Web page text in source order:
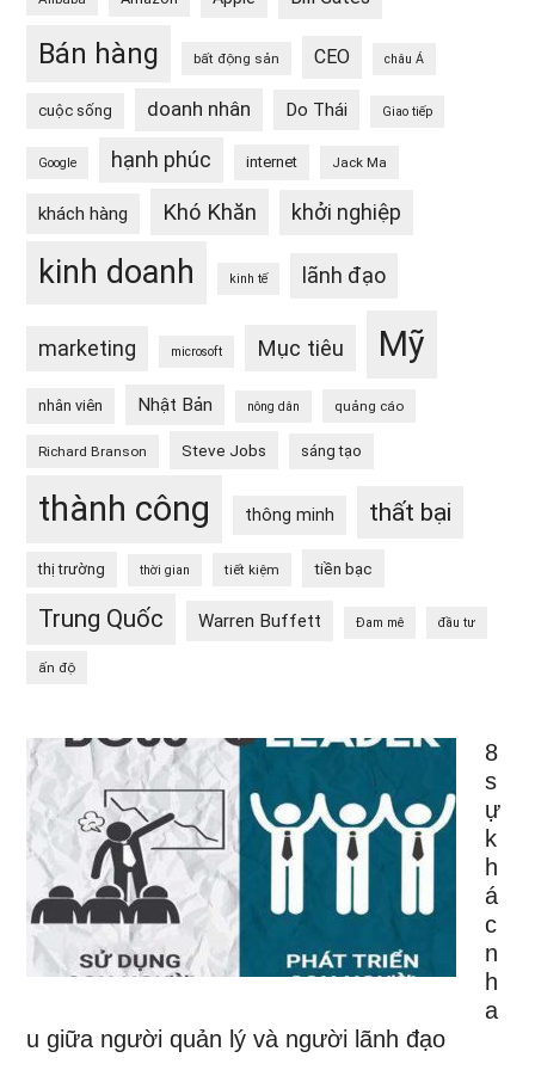
Bán hàng bất động sản CEO châu Á
cuộc sống doanh nhân Do Thái Giao tiếp
Google hạnh phúc internet Jack Ma
khách hàng Khó Khăn khởi nghiệp
kinh doanh kinh tế lãnh đạo
marketing microsoft Mục tiêu Mỹ
nhân viên Nhật Bản nông dân quảng cáo
Richard Branson Steve Jobs sáng tạo
thành công thông minh thất bại
thị trường thời gian tiết kiệm tiền bạc
Trung Quốc Warren Buffett Đam mê đầu tư
ấn độ
8
s
ự
k
h
á
c
n
h
a
u giữa người quản lý và người lãnh đạo